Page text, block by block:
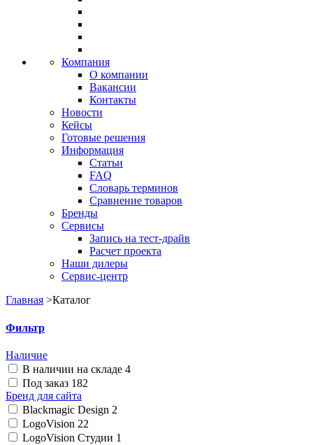
Компания
О компании
Вакансии
Контакты
Новости
Кейсы
Готовые решения
Информация
Статьи
FAQ
Словарь терминов
Сравнение товаров
Бренды
Сервисы
Запись на тест-драйв
Расчет проекта
Наши дилеры
Сервис-центр
Главная >Каталог
Фильтр
Наличие
В наличии на складе 4
Под заказ 182
Бренд для сайта
Blackmagic Design 2
LogoVision 22
LogoVision Студии 1